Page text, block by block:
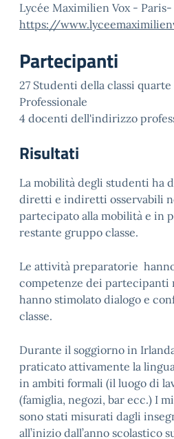
Lycée Maximilien Vox - Paris-
https://
Partecipanti
27 Studenti della classi
Professionale
4 docenti dell'indirizzo
Risultati
La mobilità degli studenti ha
diretti e indiretti osservabili
partecipato alla mobilità e in
restante gruppo classe.
Le attività preparatorie
competenze dei partecipanti
hanno stimolato dialogo e
classe.
Durante il soggiorno in
praticato attivamente la
in ambiti formali (il luogo di
(famiglia, negozi, bar ecc.) I
sono stati misurati dagli
all’inizio dall’anno scolastico